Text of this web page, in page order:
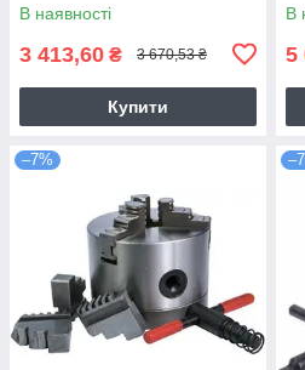
В наявності
3 413,60 ₴ 3 670,53 ₴
Купити
В
5
–7%